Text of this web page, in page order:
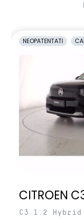
NEOPATENTATI
CITROEN
C3 1.2 Hybrid